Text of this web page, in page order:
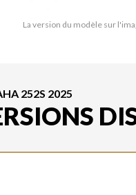
La version du modèle sur
252S 2025